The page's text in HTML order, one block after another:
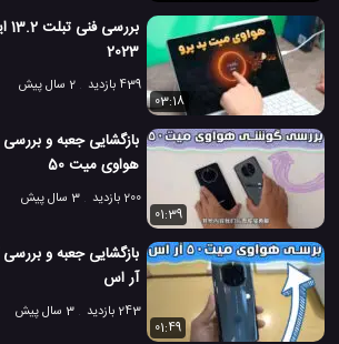
2023
439 بازدید
2 سال پیش
03:18
بازگشایی جعبه و
هواوی میت 50
200 بازدید
3 سال پیش
01:39
آر اس
243 بازدید
3 سال پیش
01:49